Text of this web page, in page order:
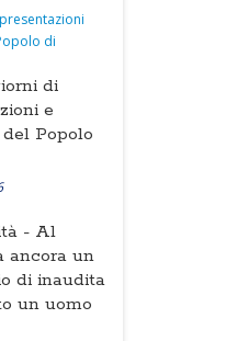
di
e
Popolo
- Al
ancora un
di inaudita
un uomo